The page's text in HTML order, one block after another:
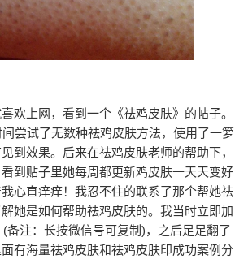
欢上网，看到一个《祛鸡皮肤》的帖子。
尝试了无数种祛鸡皮肤方法，使用了一箩
到效果。后来在祛鸡皮肤老师的帮助下，
到贴子里她每周都更新鸡皮肤一天天变好
心直痒痒！我忍不住的联系了那个帮她祛
她是如何帮助祛鸡皮肤的。我当时立即加
备注：长按微信号可复制)，之后足足翻了
有海量祛鸡皮肤和祛鸡皮肤印成功案例分